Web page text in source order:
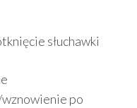
słuchawki
po